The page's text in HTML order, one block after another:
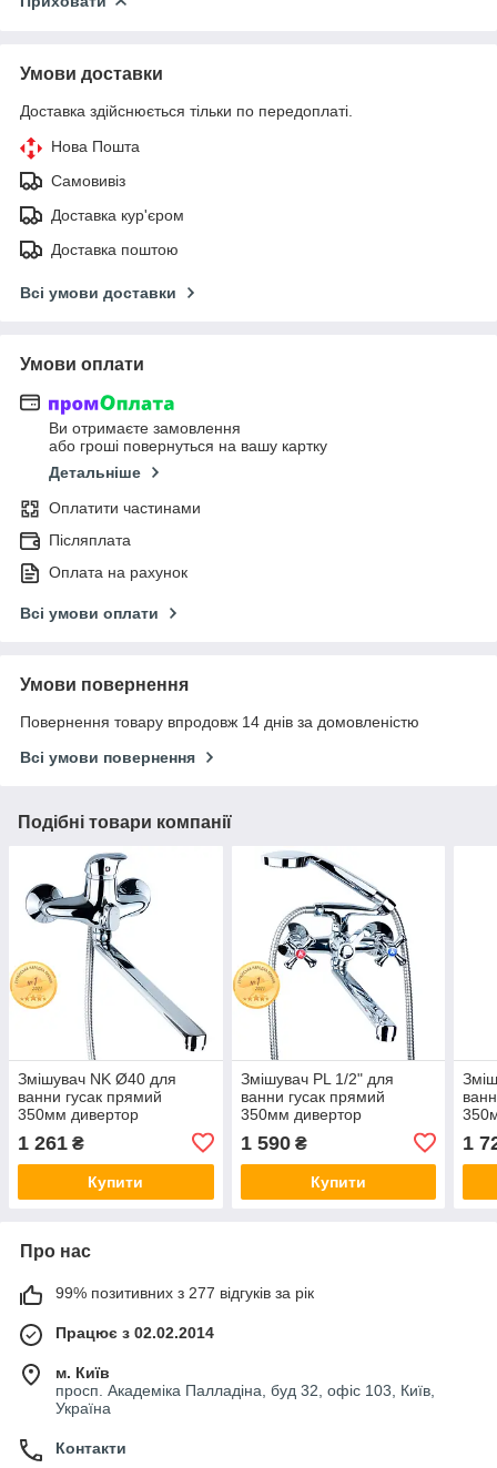
Умови доставки
Доставка здійснюється тільки по передоплаті.
Нова Пошта
Самовивіз
Доставка кур'єром
Доставка поштою
Всі умови доставки
Умови оплати
Ви отримаєте замовлення
або гроші повернуться на вашу картку
Детальніше
Оплатити частинами
Післяплата
Оплата на рахунок
Всі умови оплати
Умови повернення
Повернення товару впродовж 14 днів за домовленістю
Всі умови повернення
Подібні товари компанії
Змішувач NK Ø40 для
ванни гусак прямий
350мм дивертор
вбудований картріджний
AQUATICA NK-2C232C
(9749220)
1 261 ₴
Купити
Змішувач PL 1/2" для
ванни гусак прямий
350мм дивертор
вбудований картріджний
AQUATICA PL-2C255C
(9777200)
1 590₴
Купити
1
Про нас
99% позитивних з 277 відгуків за рік
Працює з 02.02.2014
м. Київ
просп. Академіка Палладіна, буд 32, офіс 103, Київ,
Україна
Контакти